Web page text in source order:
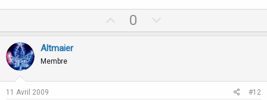
p
t
0
o
v
Altmaier
Membre
11 Avril 2009 #12